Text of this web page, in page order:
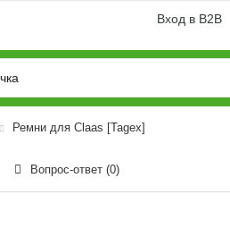
Вход в B2B
Ремни для Claas [Tagex]
Вопрос-ответ (0)